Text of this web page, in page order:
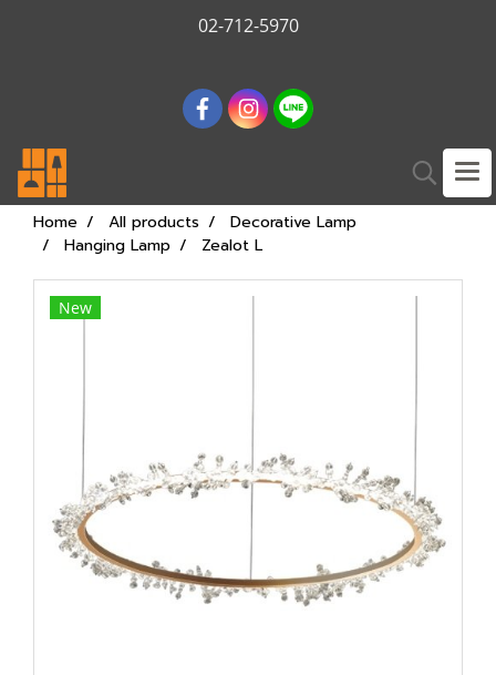
02-712-5970
Home All products
Decorative Lamp
Hanging Lamp
Zealot L
New